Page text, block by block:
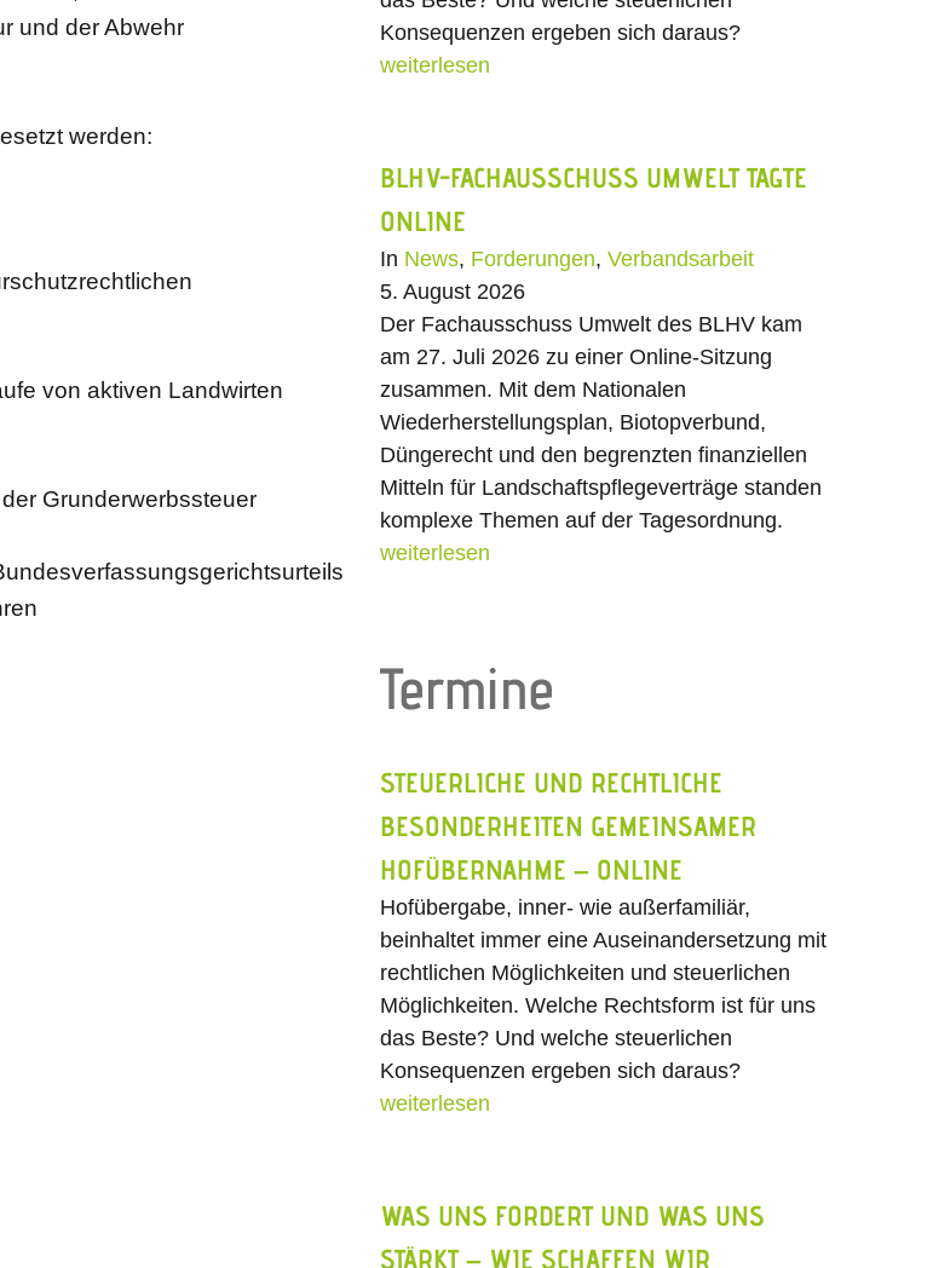
und der Abwehr
werden:
von aktiven Landwirten
Grunderwerbssteuer
Konsequenzen ergeben sich daraus?
weiterlesen
BLHV-FACHAUSSCHUSS UMWELT TAGTE
ONLINE
In News, Forderungen, Verbandsarbeit
5. August 2026
Der Fachausschuss Umwelt des BLHV kam
am 27. Juli 2026 zu einer Online-Sitzung
zusammen. Mit dem Nationalen
Wiederherstellungsplan, Biotopverbund,
Düngerecht und den begrenzten finanziellen
Mitteln für Landschaftspflegeverträge standen
komplexe Themen auf der Tagesordnung.
weiterlesen
Termine
STEUERLICHE UND RECHTLICHE
BESONDERHEITEN GEMEINSAMER
HOFÜBERNAHME – ONLINE
Hofübergabe, inner- wie außerfamiliär,
beinhaltet immer eine Auseinandersetzung mit
rechtlichen Möglichkeiten und steuerlichen
Möglichkeiten. Welche Rechtsform ist für uns
das Beste? Und welche steuerlichen
Konsequenzen ergeben sich daraus?
weiterlesen
WAS UNS FORDERT UND WAS UNS
STÄRKT – WIE SCHAFFEN WIR